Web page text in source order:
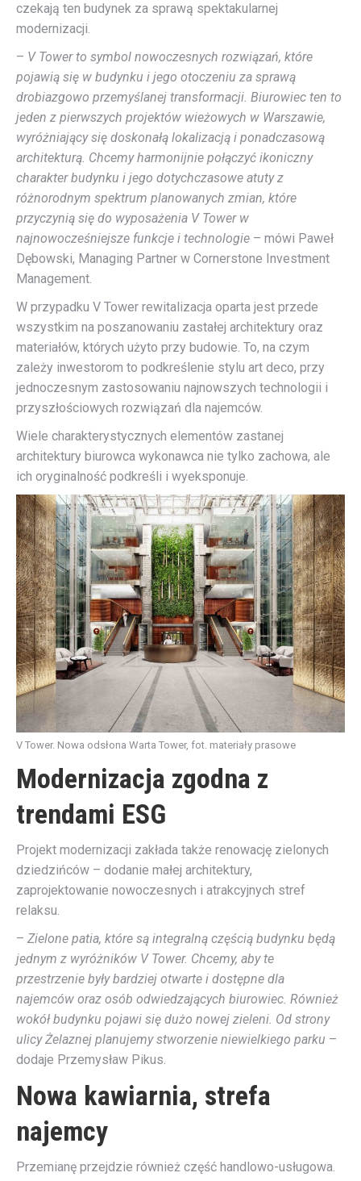
czekają ten budynek za sprawą spektakularnej
modernizacji.
– V Tower to symbol nowoczesnych rozwiązań, które
pojawią się w budynku i jego otoczeniu za sprawą
drobiazgowo przemyślanej transformacji. Biurowiec ten to
jeden z pierwszych projektów wieżowych w Warszawie,
wyróżniający się doskonałą lokalizacją i ponadczasową
architekturą. Chcemy harmonijnie połączyć ikoniczny
charakter budynku i jego dotychczasowe atuty z
różnorodnym spektrum planowanych zmian, które
przyczynią się do wyposażenia V Tower w
najnowocześniejsze funkcje i technologie – mówi Paweł
Dębowski, Managing Partner w Cornerstone Investment
Management.
W przypadku V Tower rewitalizacja oparta jest przede
wszystkim na poszanowaniu zastałej architektury oraz
materiałów, których użyto przy budowie. To, na czym
zależy inwestorom to podkreślenie stylu art deco, przy
jednoczesnym zastosowaniu najnowszych technologii i
przyszłościowych rozwiązań dla najemców.
Wiele charakterystycznych elementów zastanej
architektury biurowca wykonawca nie tylko zachowa, ale
ich oryginalność podkreśli i wyeksponuje.
V Tower. Nowa odsłona Warta Tower, fot. materiały prasowe
Modernizacja zgodna z
trendami ESG
Projekt modernizacji zakłada także renowację zielonych
dziedzińców – dodanie małej architektury,
zaprojektowanie nowoczesnych i atrakcyjnych stref
relaksu.
– Zielone patia, które są integralną częścią budynku będą
jednym z wyróżników V Tower. Chcemy, aby te
przestrzenie były bardziej otwarte i dostępne dla
najemców oraz osób odwiedzających biurowiec. Również
wokół budynku pojawi się dużo nowej zieleni. Od strony
ulicy Żelaznej planujemy stworzenie niewielkiego parku –
dodaje Przemysław Pikus.
Nowa kawiarnia, strefa
najemcy
Przemianę przejdzie również część handlowo-usługowa.